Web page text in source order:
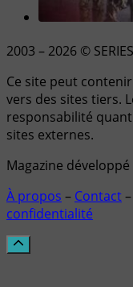
2003 – 2026 ©
Ce site peut
vers des sites tiers.
responsabilité
sites externes.
Magazine
À propos – Contact–
confidentialité